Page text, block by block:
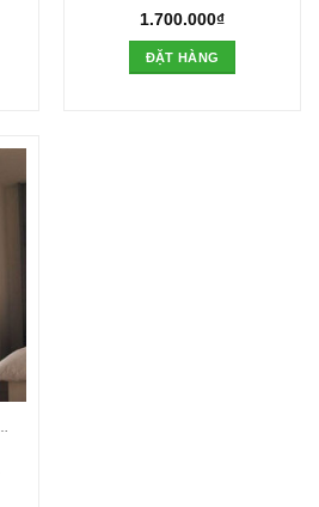
1.700.000₫
ĐẶT HÀNG